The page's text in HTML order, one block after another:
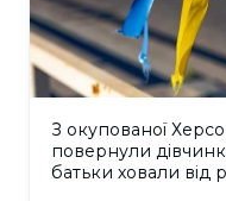
З окупованої
повернули
батьки ховали від